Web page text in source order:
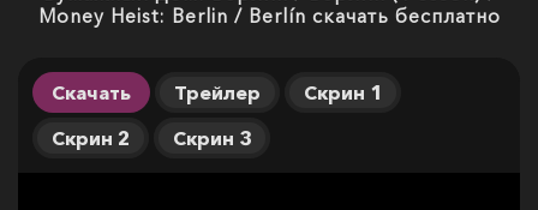
Money Heist: Berlin / Berlín скачать бесплатно
Скачать Трейлер
Скрин 1
Скрин 2
Скрин 3